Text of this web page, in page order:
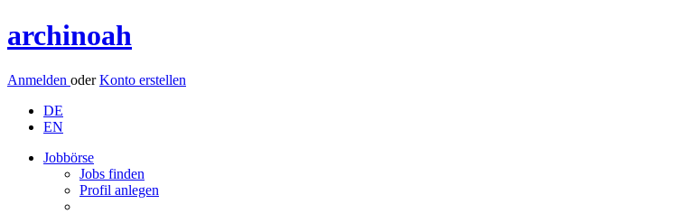
archinoah
Anmelden oderKonto erstellen
DE
EN
Jobbörse
Jobs finden
Profil anlegen